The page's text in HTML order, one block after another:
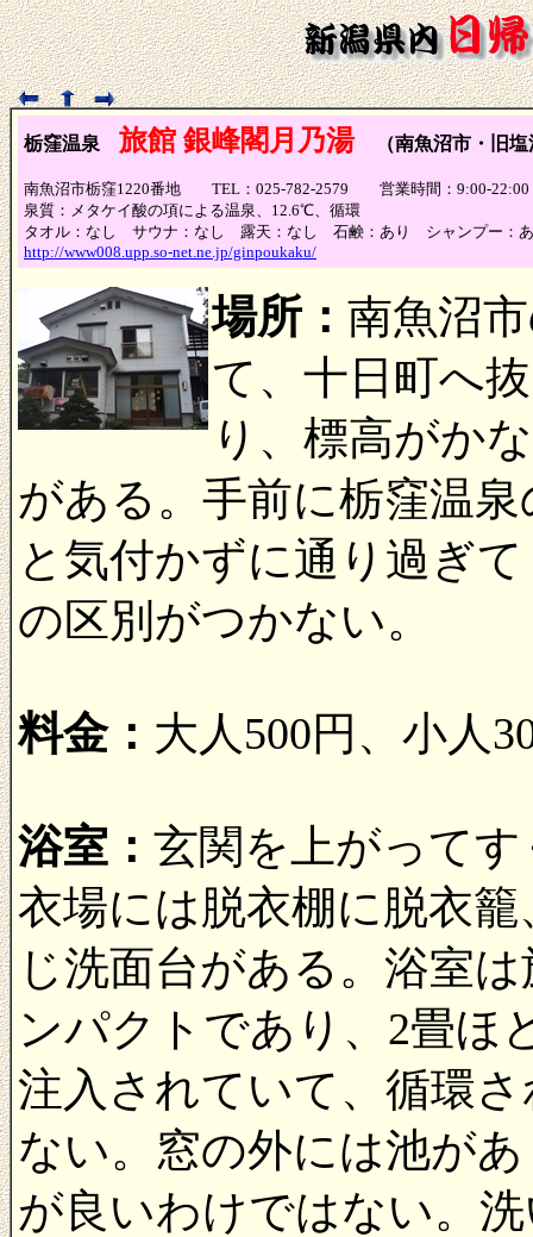
栃窪温泉 旅館 銀峰閣月乃湯 （南魚沼市・旧
南魚沼市栃窪1220番地 TEL：025-782-2579 営業時間：9:00-
泉質：メタケイ酸の項による温泉、12.6℃、循環
タオル：なし サウナ：なし 露天：なし 石鹸：あり シャンプー：
http://www008.upp.so-net.ne.jp/ginpoukaku/
場所： 南魚沼
て、十日町へ
り、標高がか
がある。手前に栃窪温
と気付かずに通り過ぎ
の区別がつかない。
料金： 大人500円、小人
浴室： 玄関を上がって
衣場には脱衣棚に脱衣
じ洗面台がある。浴室
ンパクトであり、2畳ほ
注入されていて、循環
ない。窓の外には池が
が良いわけではない。